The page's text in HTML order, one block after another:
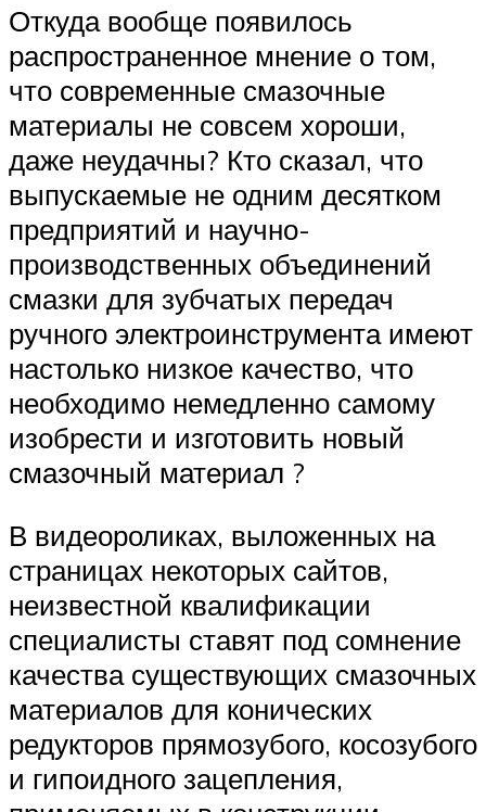
Откуда вообще появилось
распространенное мнение о том,
что современные смазочные
материалы не совсем хороши,
даже неудачны? Кто сказал, что
выпускаемые не одним десятком
предприятий и научно-
производственных объединений
смазки для зубчатых передач
ручного электроинструмента имеют
настолько низкое качество, что
необходимо немедленно самому
изобрести и изготовить новый
смазочный материал ?
В видеороликах, выложенных на
страницах некоторых сайтов,
неизвестной квалификации
специалисты ставят под сомнение
качества существующих смазочных
материалов для конических
редукторов прямозубого, косозубого
и гипоидного зацепления,